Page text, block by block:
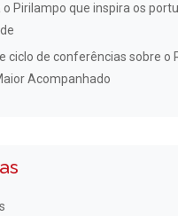
o Pirilampo que inspira os
ciclo de conferências sobre o
Acompanhado